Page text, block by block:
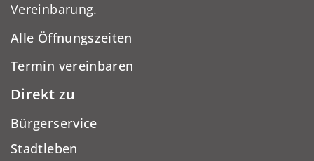
Vereinbarung.
Alle Öffnungszeiten
Termin vereinbaren
Direkt zu
Bürgerservice
Stadtleben